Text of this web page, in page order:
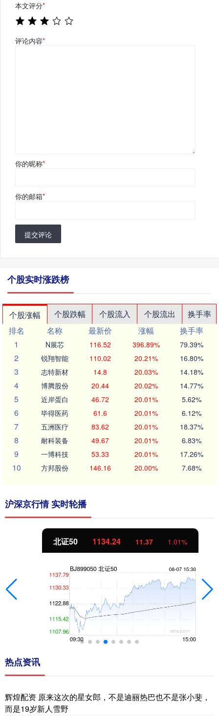
本文评分*
评论内容*
你的昵称*
你的邮箱*
提交评论
个股实时涨跌榜
个股涨幅 个股跌幅 个股流入 个股流出
换手率
排名
名称 最新价 涨幅
换手率
1
N展芯 116.52 396.89% 79.39%
2 锐翔智能 110.02 20.21% 16.80%
3 志特新材 14.8 20.03% 14.18%
4 博腾股份 20.44 20.02% 14.77%
5 近岸蛋白 46.72 20.01% 5.62%
6 毕得医药 61.6 20.01% 6.12%
7 五洲医疗 83.62 20.01% 18.37%
8 耐科装备 49.67 20.01% 6.83%
9 一博科技 53.33 20.01% 17.26%
10 方邦股份 146.16 20.00% 7.68%
沪深京行情 实时轮播
北证50 1134.24 11.37 1.01%
热点资讯
辉煌配资 原来这次的星女郎，不是迪丽热巴也不是张小斐，
而是19岁新人雪野